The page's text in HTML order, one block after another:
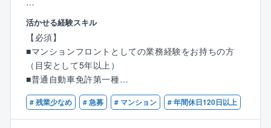
【事業基盤】
株式会社大京のグループ会社であり、分譲マンション
（サーパスマンション）の管理を中心とした建物の維
持管理業を全国で展開しており、毎年管理戸数受注実
績を着実に伸ばしています。
東京都渋谷区勤務にて、同社が管理する分譲マンショ
ン管理組合の窓口（フロント営業担当）として、マン
ション管理に関わるサポート/提案活動を担当頂きま
す。
【具体的には】
■担当マンションの管理組合からの問い合わせ対応
■理事会や総会の運営サポート（打ち合わせ・資料作
活かせる経験スキル
【必須】
■マンションフロントとしての業務経験をお持ちの方
（目安として5年以上）
■普通自動車免許第一種
【歓迎】
■管理業務主任者
# 残業少なめ # 急募 # マンション # 年間休日120日以上